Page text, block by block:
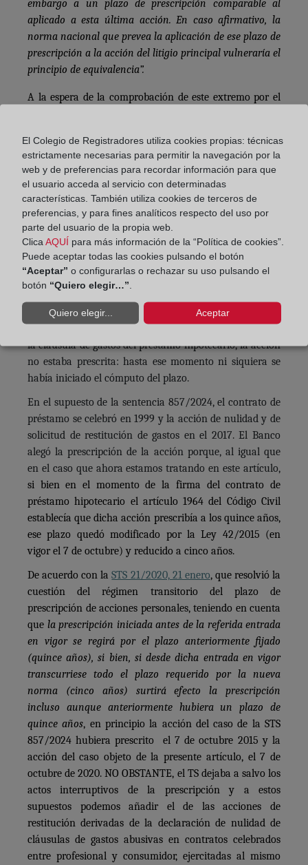
embargo a un plazo de prescripción comparable al
aplicado a esta última acción. En caso afirmativo, la
norma nacional que prevea la aplicación de ese plazo de
prescripción a la acción del litigio principal vulneraría el
principio de equivalencia”.
A la espera de la comprobación de este extremo por el
de haberse ejercitado la acción por el consumidor tras
la interpuesta por el Tribunal Supremo (
asunto C-
561/21, 25 abril 2024). El TJUE, tal y como se expuso en
un artículo anterior de este blog, zanjó la cuestión del
dies a quodel plazo de prescripción de la acción de
restitución de gastos y en aplicación de este fallo, el
Tribunal Supremo en sentencia nº 857/2024 de 14 de
junio , estimó el recurso de casación interpuesto por los
consumidores considerando que no había prescrito la
el plazo de prescripción de la acción de restitución el día
de la firmeza de la sentencia que declaró la nulidad de
la cláusula de gastos del préstamo hipotecario, la acción
no estaba prescrita: hasta ese momento ni siquiera se
había iniciado el cómputo del plazo.
En el supuesto de la sentencia 857/2024, el contrato de
préstamo se celebró en 1999 y la acción de nulidad y de
solicitud de restitución de gastos en el 2017. El Banco
alegó la prescripción de la acción porque, al igual que
en el caso que ahora estamos tratando en este artículo,
si bien en el momento de la firma del contrato de
préstamo hipotecario el artículo 1964 del Código Civil
establecía que dicha acción prescribía a los quince años,
ese plazo quedó modificado por la Ley 42/2015 (en
vigor el 7 de octubre) y reducido a cinco años.
De acuerdo con laSTS 21/2020, 21 enero, que resolvió la
cuestión del régimen transitorio del plazo de
prescripción de acciones personales, teniendo en cuenta
que la prescripción iniciada antes de la referida entrada
en vigor se regirá por el plazo anteriormente fijado
(quince años), si bien, si desde dicha entrada en vigor
transcurriese todo el plazo requerido por la nueva
norma (cinco años) surtirá efecto la prescripción
incluso aunque anteriormente hubiera un plazo de
quince años, en principio la acción del caso de la STS
857/2024 hubiera prescrito el 7 de octubre 2015 y la
acción del caso objeto de la presente artículo, el 7 de
octubre de 2020. NO OBSTANTE, el TS dejaba a salvo los
actos interruptivos de la prescripción y a estos
supuestos podemos añadir el de las acciones de
restitución derivadas de la declaración de nulidad de
cláusulas de gastos abusivas en contratos celebrados
entre profesional y consumidor, ejercitadas al mismo
El Colegio de Registradores utiliza cookies propias: técnicas
estrictamente necesarias para permitir la navegación por la
web y de preferencias para recordar información para que
el usuario acceda al servicio con determinadas
características. También utiliza cookies de terceros de
preferencias, y para fines analíticos respecto del uso por
parte del usuario de la propia web.
Clica AQUÍ para más información de la “Política de cookies”.
Puede aceptar todas las cookies pulsando el botón
“Aceptar” o configurarlas o rechazar su uso pulsando el
botón “Quiero elegir…”
Quiero elegir... Aceptar